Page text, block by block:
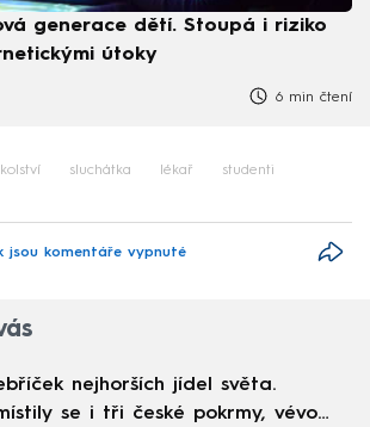
generace dětí. Stoupá i riziko
útoky
6 min čtení
sluchátka lékař studenti
jsou komentáře vypnuté
nejhorších jídel světa.
se i tři české pokrmy, vévodí